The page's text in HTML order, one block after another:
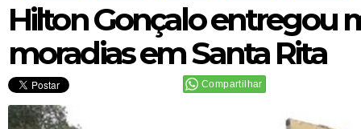
Hilton Gonçalo entregou
moradias em Santa Rita
Compartilhar